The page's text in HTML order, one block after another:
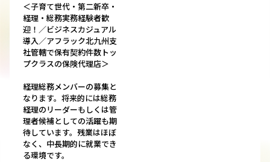
＜子育て世代・第二新卒・
経理・総務実務経験者歓
迎！／ビジネスカジュアル
導入／アフラック北九州支
社管轄で保有契約件数トッ
プクラスの保険代理店＞
経理総務メンバーの募集と
なります。将来的には総務
経理のリーダーもしくは管
理者候補としての活躍も期
待しています。残業はほぼ
なく、中長期的に就業でき
る環境です。